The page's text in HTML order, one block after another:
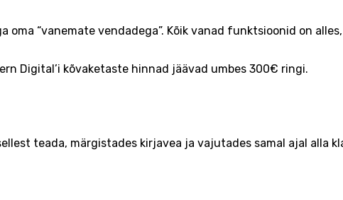
oma “vanemate vendadega”. Kõik vanad funktsioonid on
Digital’i kõvaketaste hinnad jäävad umbes 300€ ringi.
teada, märgistades kirjavea ja vajutades samal ajal alla